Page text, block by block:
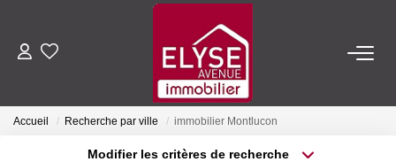
ACHETER
Accueil Recherche par ville immobilier Montlucon
Modifier les critères de recherche